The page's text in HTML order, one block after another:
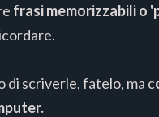
frasi memorizzabili o
di scriverle, fatelo, ma c